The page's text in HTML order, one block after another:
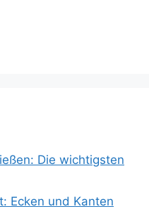
Die wichtigsten
Ecken und Kanten